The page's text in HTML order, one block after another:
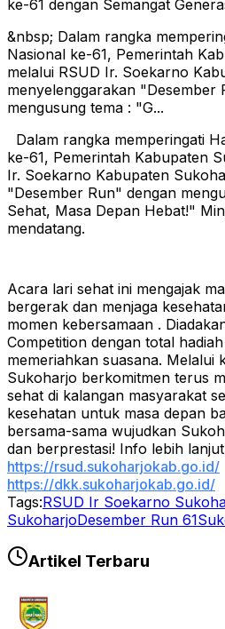
&nbsp; Dalam rangka
Nasional ke-61, Pemerintah
melalui RSUD Ir. Soekarno
menyelenggarakan "Desember
mengusung tema : "G...
Dalam rangka memperingati
ke-61, Pemerintah Kabupaten
Ir. Soekarno Kabupaten
"Desember Run" dengan
Sehat, Masa Depan Hebat!"
mendatang.
Acara lari sehat ini mengajak
bergerak dan menjaga
momen kebersamaan .
Competition dengan total
memeriahkan suasana. Melalui
Sukoharjo berkomitmen terus
sehat di kalangan masyarakat
kesehatan untuk masa depan
bersama-sama wujudkan
dan berprestasi! Info lebih lanjut
https://rsud.sukoharjokab.go.id/
https://dkk.sukoharjokab.go.id/
Tags:RSUD Ir Soekarno
SukoharjoDesember Run 61
Artikel Terbaru